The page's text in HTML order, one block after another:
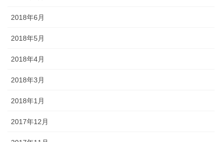
2018年6月
2018年5月
2018年4月
2018年3月
2018年1月
2017年12月